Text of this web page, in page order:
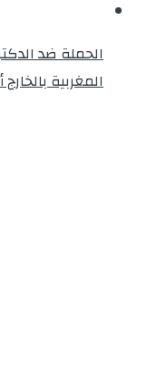
الحملة ضد
المغربية